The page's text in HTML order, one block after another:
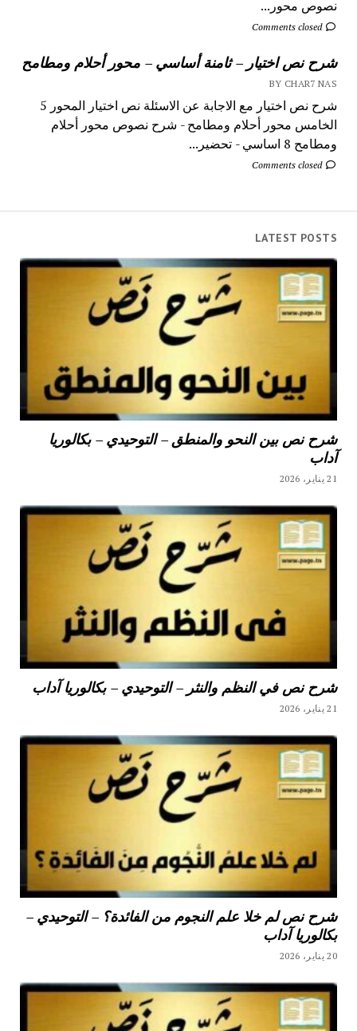
نصوص محور...
Comments closed
شرح نص اختيار – ثامنة أساسي – محور أحلام ومطامح
BY CHAR7 NAS
شرح نص اختيار مع الاجابة عن الاسئلة نص اختيار المحور 5
الخامس محور أحلام ومطامح - شرح نصوص محور أحلام
ومطامح 8 اساسي - تحضير...
Comments closed
LATEST POSTS
شرح نص بين النحو والمنطق – التوحيدي – بكالوريا
آداب
21 يناير، 2026
شرح نص في النظم والنثر – التوحيدي – بكالوريا آداب
21 يناير، 2026
شرح نص لم خلا علم النجوم من الفائدة؟ – التوحيدي –
بكالوريا آداب
20 يناير، 2026